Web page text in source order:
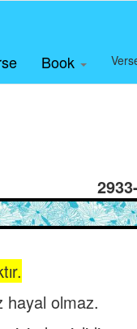
Book
hayal olmaz.